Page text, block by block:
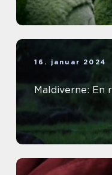
16. januar 2024
Maldiverne: En